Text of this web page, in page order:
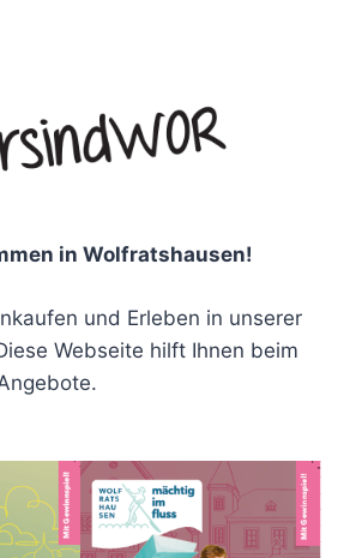
in Wolfratshausen!
und Erleben in unserer
Webseite hilft Ihnen beim